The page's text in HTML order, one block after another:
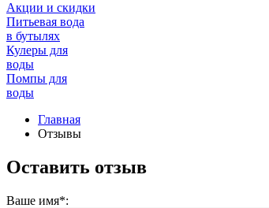
Акции и скидки
Питьевая вода
в бутылях
Кулеры для
воды
Помпы для
воды
Главная
Отзывы
Оставить отзыв
Ваше имя*: